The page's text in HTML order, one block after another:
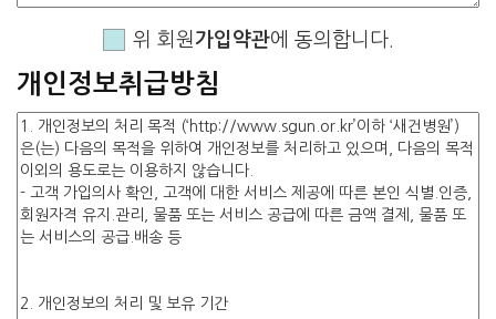
위 회원가입약관에 동의합니다.
개인정보취급방침